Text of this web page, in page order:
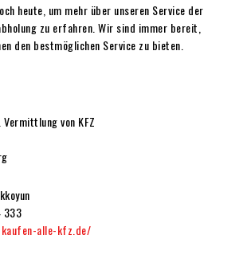
heute, um mehr über unseren Service der
zu erfahren. Wir sind immer bereit,
den bestmöglichen Service zu bieten.
von KFZ
333
alle-kfz.de/